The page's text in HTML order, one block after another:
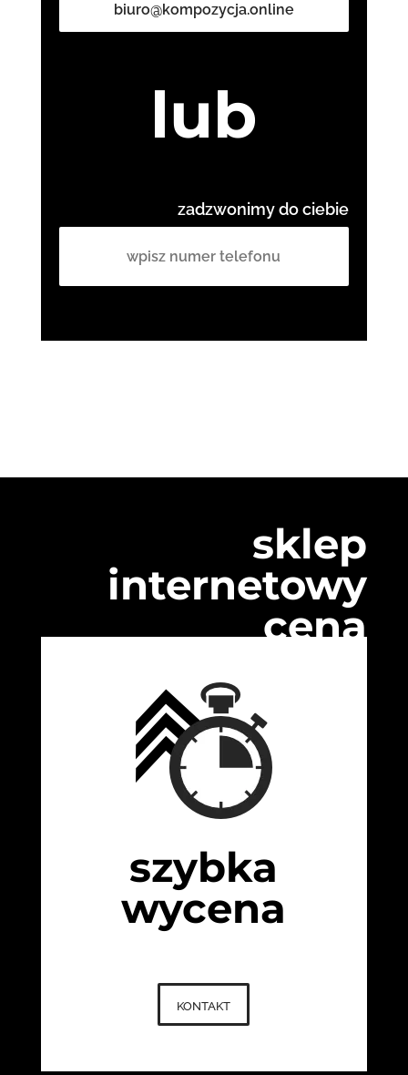
biuro@kompozycja.online
lub
zadzwonimy do ciebie
sklep
internetowy
cena
szybka
wycena
kontakt